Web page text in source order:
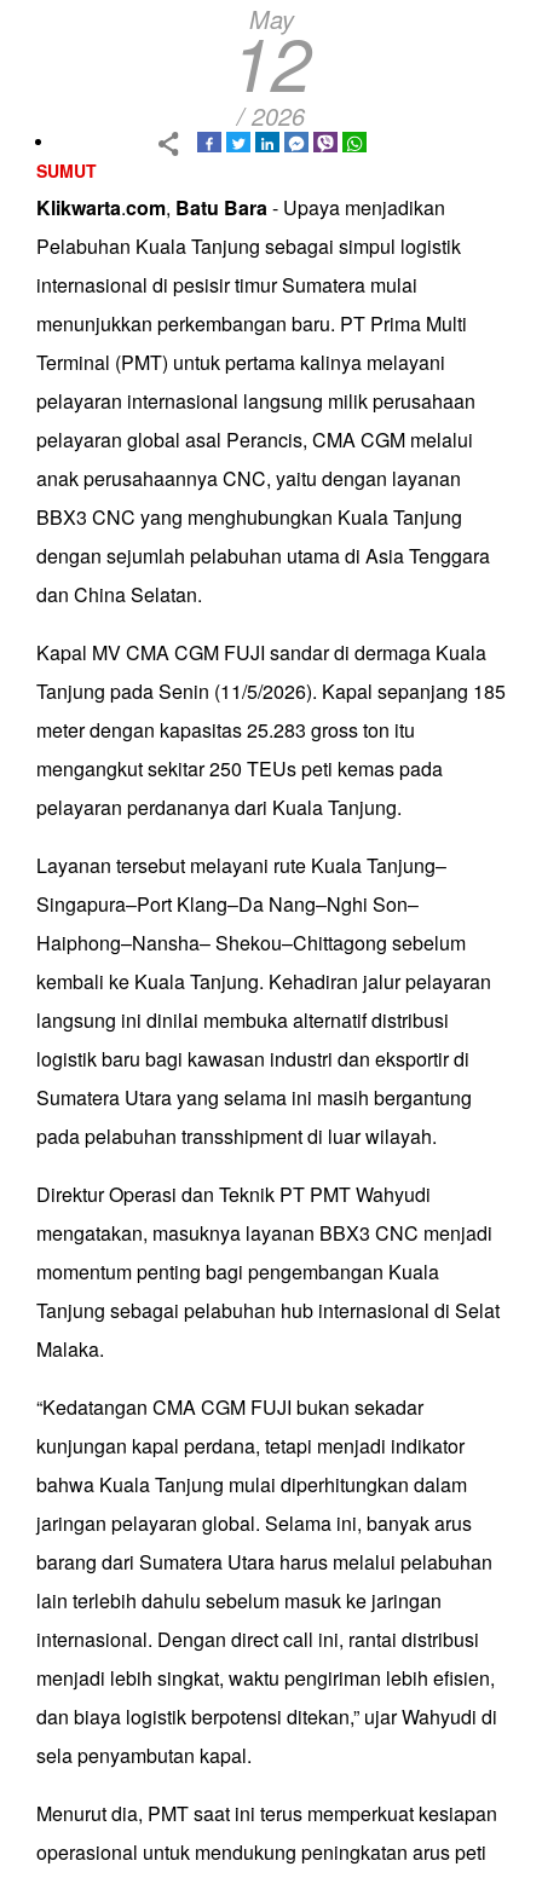
May
12
/ 2026
SUMUT
Klikwarta.com, Batu Bara- Upaya menjadikan
Pelabuhan Kuala Tanjung sebagai simpul logistik
internasional di pesisir timur Sumatera mulai
menunjukkan perkembangan baru. PT Prima Multi
Terminal (PMT) untuk pertama kalinya melayani
pelayaran internasional langsung milik perusahaan
pelayaran global asal Perancis, CMA CGM melalui
anak perusahaannya CNC, yaitu dengan layanan
BBX3 CNC yang menghubungkan Kuala Tanjung
dengan sejumlah pelabuhan utama di Asia Tenggara
dan China Selatan.
Kapal MV CMA CGM FUJI sandar di dermaga Kuala
Tanjung pada Senin (11/5/2026). Kapal sepanjang 185
meter dengan kapasitas 25.283 gross ton itu
mengangkut sekitar 250 TEUs peti kemas pada
pelayaran perdananya dari Kuala Tanjung.
Layanan tersebut melayani rute Kuala Tanjung–
Singapura–Port Klang–Da Nang–Nghi Son–
Haiphong–Nansha– Shekou–Chittagong sebelum
kembali ke Kuala Tanjung. Kehadiran jalur pelayaran
langsung ini dinilai membuka alternatif distribusi
logistik baru bagi kawasan industri dan eksportir di
Sumatera Utara yang selama ini masih bergantung
pada pelabuhan transshipment di luar wilayah.
Direktur Operasi dan Teknik PT PMT Wahyudi
mengatakan, masuknya layanan BBX3 CNC menjadi
momentum penting bagi pengembangan Kuala
Tanjung sebagai pelabuhan hub internasional di Selat
Malaka.
“Kedatangan CMA CGM FUJI bukan sekadar
kunjungan kapal perdana, tetapi menjadi indikator
bahwa Kuala Tanjung mulai diperhitungkan dalam
jaringan pelayaran global. Selama ini, banyak arus
barang dari Sumatera Utara harus melalui pelabuhan
lain terlebih dahulu sebelum masuk ke jaringan
internasional. Dengan direct call ini, rantai distribusi
menjadi lebih singkat, waktu pengiriman lebih efisien,
dan biaya logistik berpotensi ditekan,” ujar Wahyudi di
sela penyambutan kapal.
Menurut dia, PMT saat ini terus memperkuat kesiapan
operasional untuk mendukung peningkatan arus peti